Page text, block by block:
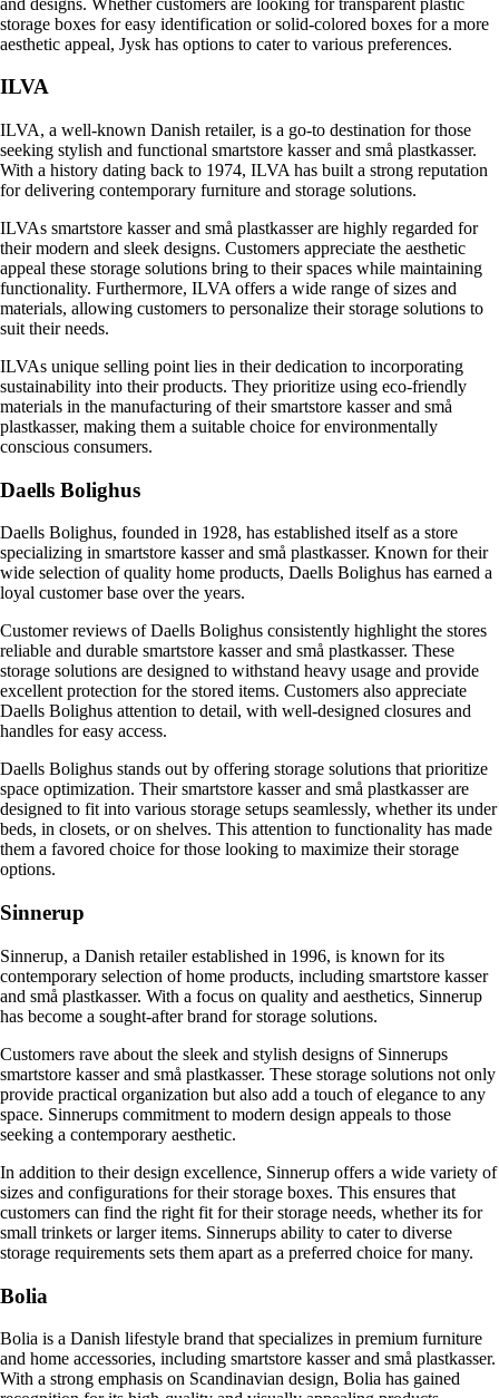
storage boxes for easy identification or solid-colored boxes for a more
aesthetic appeal, Jysk has options to cater to various preferences.
ILVA
ILVA, a well-known Danish retailer, is a go-to destination for those
seeking stylish and functional smartstore kasser and små plastkasser.
With a history dating back to 1974, ILVA has built a strong reputation
for delivering contemporary furniture and storage solutions.
ILVAs smartstore kasser and små plastkasser are highly regarded for
their modern and sleek designs. Customers appreciate the aesthetic
appeal these storage solutions bring to their spaces while maintaining
functionality. Furthermore, ILVA offers a wide range of sizes and
materials, allowing customers to personalize their storage solutions to
suit their needs.
ILVAs unique selling point lies in their dedication to incorporating
sustainability into their products. They prioritize using eco-friendly
materials in the manufacturing of their smartstore kasser and små
plastkasser, making them a suitable choice for environmentally
conscious consumers.
Daells Bolighus
Daells Bolighus, founded in 1928, has established itself as a store
specializing in smartstore kasser and små plastkasser. Known for their
wide selection of quality home products, Daells Bolighus has earned a
loyal customer base over the years.
Customer reviews of Daells Bolighus consistently highlight the stores
reliable and durable smartstore kasser and små plastkasser. These
storage solutions are designed to withstand heavy usage and provide
excellent protection for the stored items. Customers also appreciate
Daells Bolighus attention to detail, with well-designed closures and
handles for easy access.
Daells Bolighus stands out by offering storage solutions that prioritize
space optimization. Their smartstore kasser and små plastkasser are
designed to fit into various storage setups seamlessly, whether its under
beds, in closets, or on shelves. This attention to functionality has made
them a favored choice for those looking to maximize their storage
options.
Sinnerup
Sinnerup, a Danish retailer established in 1996, is known for its
contemporary selection of home products, including smartstore kasser
and små plastkasser. With a focus on quality and aesthetics, Sinnerup
has become a sought-after brand for storage solutions.
Customers rave about the sleek and stylish designs of Sinnerups
smartstore kasser and små plastkasser. These storage solutions not only
provide practical organization but also add a touch of elegance to any
space. Sinnerups commitment to modern design appeals to those
seeking a contemporary aesthetic.
In addition to their design excellence, Sinnerup offers a wide variety of
sizes and configurations for their storage boxes. This ensures that
customers can find the right fit for their storage needs, whether its for
small trinkets or larger items. Sinnerups ability to cater to diverse
storage requirements sets them apart as a preferred choice for many.
Bolia
Bolia is a Danish lifestyle brand that specializes in premium furniture
and home accessories, including smartstore kasser and små plastkasser.
With a strong emphasis on Scandinavian design, Bolia has gained